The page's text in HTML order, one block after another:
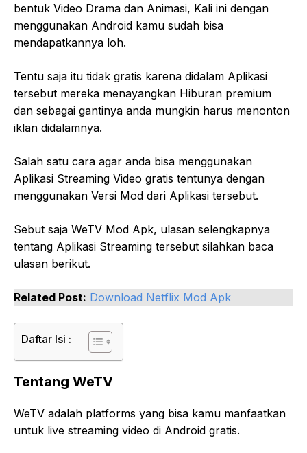
bentuk Video Drama dan Animasi, Kali ini dengan
menggunakan Android kamu sudah bisa
mendapatkannya loh.
Tentu saja itu tidak gratis karena didalam Aplikasi
tersebut mereka menayangkan Hiburan premium
dan sebagai gantinya anda mungkin harus menonton
iklan didalamnya.
Salah satu cara agar anda bisa menggunakan
Aplikasi Streaming Video gratis tentunya dengan
menggunakan Versi Mod dari Aplikasi tersebut.
Sebut saja WeTV Mod Apk, ulasan selengkapnya
tentang Aplikasi Streaming tersebut silahkan baca
ulasan berikut.
Related Post: Download Netflix Mod Apk
Daftar Isi :
Tentang WeTV
WeTV adalah platforms yang bisa kamu manfaatkan
untuk live streaming video di Android gratis.